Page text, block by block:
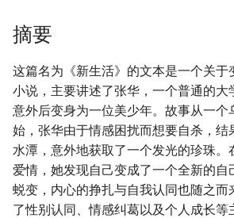
摘要
这篇名为《新生活》的文本是一个关于
小说，主要讲述了张华，一个普通的大
意外后变身为一位美少年。故事从一个
始，张华由于情感困扰而想要自杀，结
水潭，意外地获取了一个发光的珍珠。
爱情，她发现自己变成了一个全新的自
蜕变，内心的挣扎与自我认同也随之而
了性别认同、情感纠葛以及个人成长等